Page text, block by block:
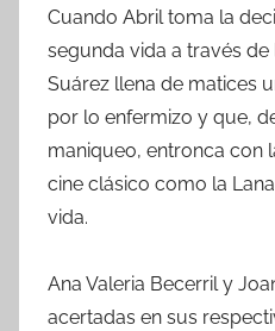
Cuando Abril toma la
segunda vida a través de
Suárez llena de matices
por lo enfermizo y que,
maniqueo, entronca con
cine clásico como la
vida.
Ana Valeria Becerril y
acertadas en sus